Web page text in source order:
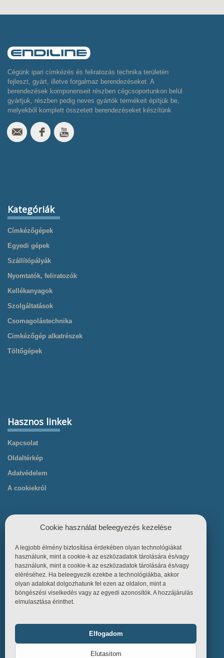
Cégünk ipari címkézés és feliratozás technika területén
fejleszt, gyárt, illetve forgalmaz berendezéseket. A
berendezések komponenseit részben cégcsoportunkon belül
gyártjuk, részben pedig neves gyártók termékeit építjük be,
melyekből komplett összetett berendezéseket készítünk
Kategóriák
Címkézőgépek
Egyedi gépek
Szállítópályák
Nyomtatók, feliratozók
Kellékanyagok
Szolgáltatások
Csomagolástechnika
Cimkézőgép alkatrészek
Töltőgépek
Hasznos linkek
Kapcsolat
Oldaltérkép
Adatvédelem
A cookiekról
Hasznos linkek
Főoldal
Termékek
Tudástár
Üzletszabályzat
Cookie használat beleegyezés kezelése
A legjobb élmény biztosítása érdekében olyan technológiákat
használunk, mint a cookie-k az eszközadatok tárolására és/vagy
használunk, mint a cookie-k az eszközadatok tárolására és/vagy
eléréséhez. Ha beleegyezik ezekbe a technológiákba, akkor
olyan adatokat dolgozhatunk fel ezen az oldalon, mint a
böngészési viselkedés vagy az egyedi azonosítók. A hozzájárulás
elmulasztása érinthet.
Elfogadom
Elutasitom